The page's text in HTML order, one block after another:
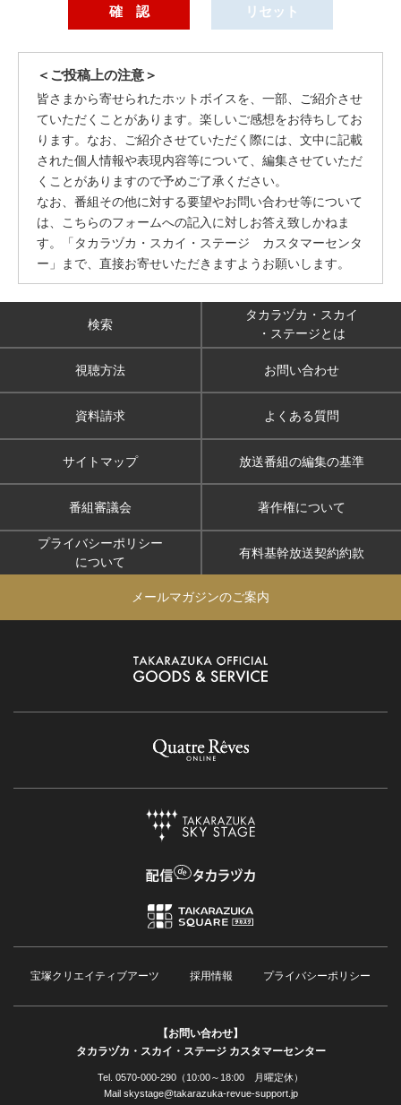
＜ご投稿上の注意＞
皆さまから寄せられたホットボイスを、一部、ご紹介させ
ていただくことがあります。楽しいご感想をお待ちしてお
ります。なお、ご紹介させていただく際には、文中に記載
された個人情報や表現内容等について、編集させていただ
くことがありますので予めご了承ください。
なお、番組その他に対する要望やお問い合わせ等について
は、こちらのフォームへの記入に対しお答え致しかねま
す。「タカラヅカ・スカイ・ステージ カスタマーセンタ
ー」まで、直接お寄せいただきますようお願いします。
検索
タカラヅカ・スカイ
・ステージとは
視聴方法 お問い合わせ
資料請求 よくある質問
サイトマップ 放送番組の編集の基準
番組審議会 著作権について
プライバシーポリシー
について
有料基幹放送契約約款
メールマガジンのご案内
宝塚クリエイティブアーツ 採用情報 プライバシーポリシー
【お問い合わせ】
タカラヅカ・スカイ・ステージ カスタマーセンター
Tel. 0570-000-290（10:00～18:00 月曜定休）
Mail skystage@takarazuka-revue-support.jp